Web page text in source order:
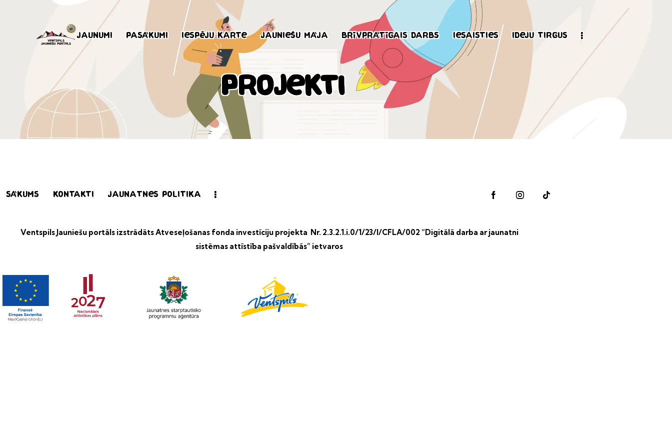
Jaunumi Pasākumi Iespēju karte Jauniešu māja Brīvprātīgais darbs Iesaisties Ideju tirgus
Projekti
Sākums Kontakti Jaunatnes politika
Ventspils Jauniešu portāls izstrādātsAtveseļošanas fonda investīciju projekta Nr. 2.3.2.1.i.0/1/23/I/CFLA/002 “Digitālā darba ar jaunatni
sistēmas attīstība pašvaldībās” ietvaros